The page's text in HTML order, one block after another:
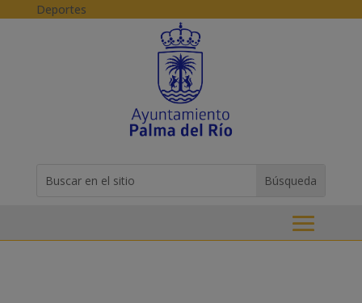
Skip to content
Deportes
for...